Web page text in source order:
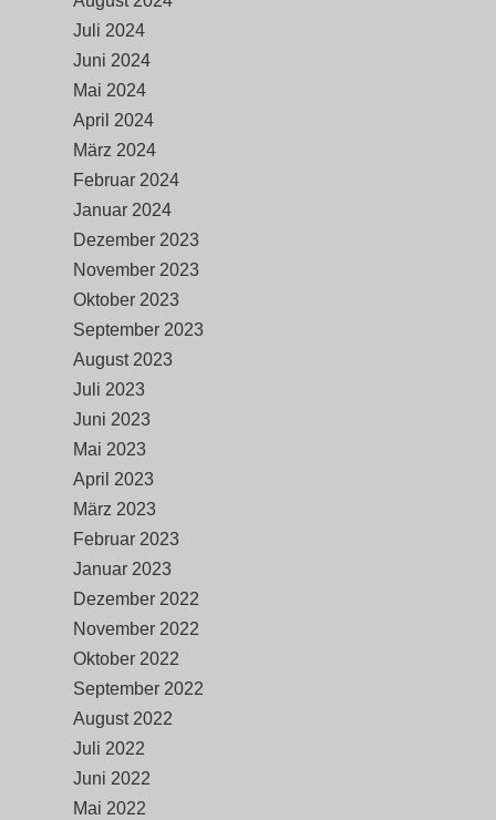
Juli 2024
Juni 2024
Mai 2024
April 2024
März 2024
Februar 2024
Januar 2024
Dezember 2023
November 2023
Oktober 2023
September 2023
August 2023
Juli 2023
Juni 2023
Mai 2023
April 2023
März 2023
Februar 2023
Januar 2023
Dezember 2022
November 2022
Oktober 2022
September 2022
August 2022
Juli 2022
Juni 2022
Mai 2022